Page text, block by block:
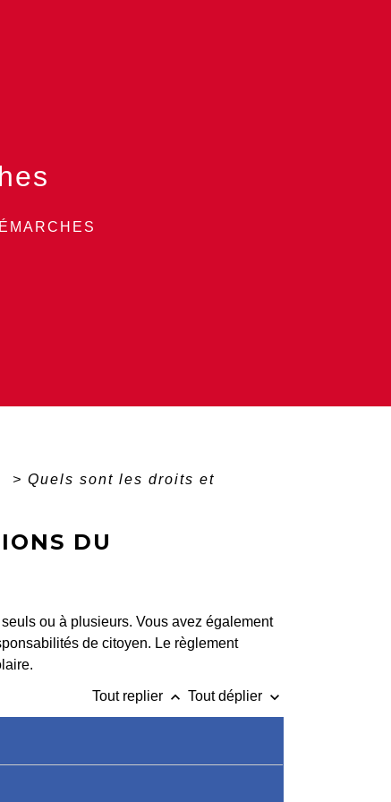
> Quels sont les droits et
DU
ou à plusieurs. Vous avez également
de citoyen. Le règlement
Tout replier keyboard_arrow_up Tout déplier keyboard_arrow_down